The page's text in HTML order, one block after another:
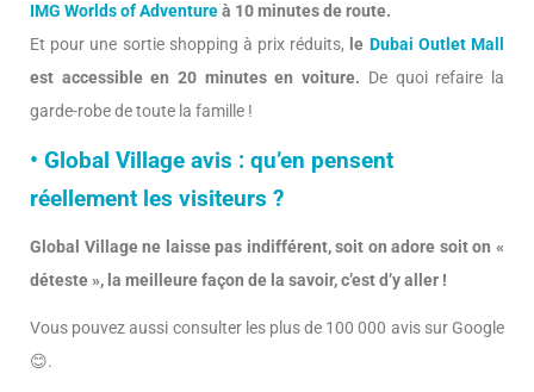
IMG Worlds of Adventureà 10 minutes de route.
Et pour une sortie shopping à prix réduits, le Dubai Outlet Mall
est accessible en 20 minutes en voiture. De quoi refaire la
garde-robe de toute la famille !
• Global Village avis : qu’en pensent
réellement les visiteurs ?
Global Village ne laisse pas indifférent, soit on adore soit on «
déteste », la meilleure façon de la savoir, c’est d’y aller !
Vous pouvez aussi consulter les plus de 100 000 avis sur Google
😊.